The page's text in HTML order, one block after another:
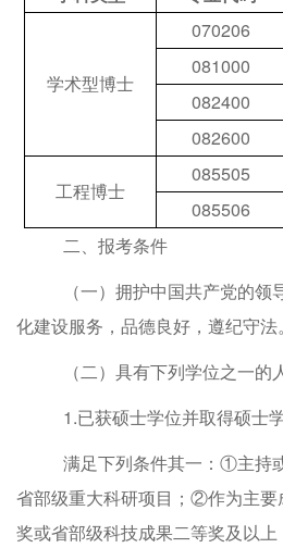
学术型博士
070206
081000
082400
082600
工程博士
085505
085506
二、 报考条件
（一） 拥护中国共产党的领
化建设服务，品德良好，遵纪守法。
（二） 具有下列学位之一的
1.已获硕士学位并取得硕士
满足下列条件其一 ： ①主持
省部级重大科研项目； ②作为主要
奖或省部级科技成果二等奖及以上